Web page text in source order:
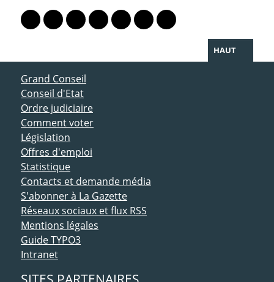
Lien vers le profil Mastodon
Lien vers le profil Bluesky
Lien vers le profil Instagram
Lien vers le profil Linkedin
Lien vers le profil Facebook
Lien vers le profil Twitter
Partager par WhatsApp
HAUT
ACCÈS DIRECT
Grand Conseil
Conseil d'Etat
Ordre judiciaire
Comment voter
Législation
Offres d'emploi
Statistique
Contacts et demande média
S'abonner à La Gazette
Réseaux sociaux et flux RSS
Mentions légales
Guide TYPO3
Intranet